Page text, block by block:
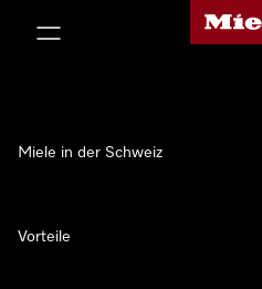
Miele-
Miele in der Schweiz
Vorteile